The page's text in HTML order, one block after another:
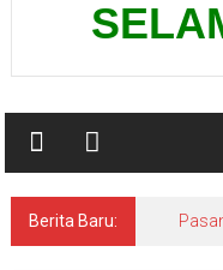
Grounding
Berita Baru: